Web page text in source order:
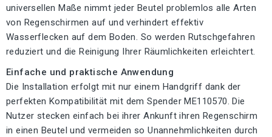
universellen Maße nimmt jeder Beutel problemlos alle Arten
von Regenschirmen auf und verhindert effektiv
Wasserflecken auf dem Boden. So werden Rutschgefahren
reduziert und die Reinigung Ihrer Räumlichkeiten erleichtert.
Einfache und praktische Anwendung
Die Installation erfolgt mit nur einem Handgriff dank der
perfekten Kompatibilität mit dem Spender ME110570. Die
Nutzer stecken einfach bei ihrer Ankunft ihren Regenschirm
in einen Beutel und vermeiden so Unannehmlichkeiten durch